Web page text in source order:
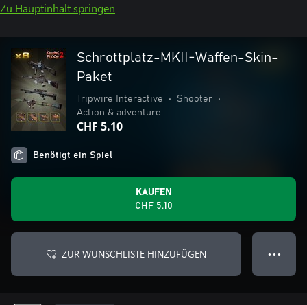
Zu Hauptinhalt springen
Schrottplatz-MKII-Waffen-Skin-
Paket
Tripwire Interactive • Shooter
•
Action & adventure
CHF 5.10
Benötigt ein Spiel
KAUFEN
CHF 5.10
ZUR WUNSCHLISTE HINZUFÜGEN ● ● ●